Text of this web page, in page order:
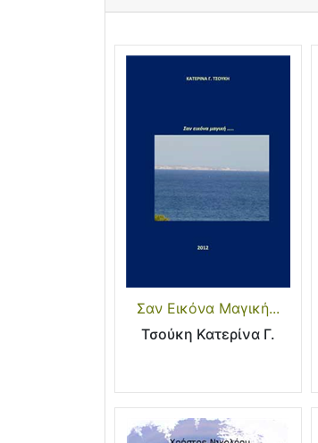
Σαν Εικόνα Μαγική...
Τσούκη Κατερίνα Γ.